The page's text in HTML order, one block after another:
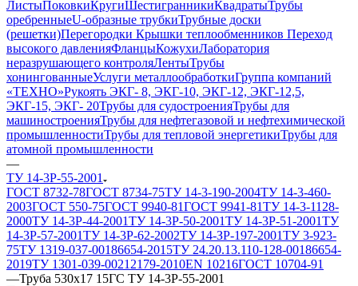
ЛистыПоковкиКругиШестигранникиКвадратыТрубы
оребренныеU-образные трубкиТрубные доски
(решетки)Перегородки Крышки теплообменников Переход
высокого давленияФланцыКожухиЛаборатория
неразрушающего контроляЛентыТрубы
хонингованныеУслуги металлообработкиГруппа компаний
«ТЕХНО»Рукоять ЭКГ- 8, ЭКГ-10, ЭКГ-12, ЭКГ-12,5,
ЭКГ-15, ЭКГ- 20Трубы для судостроенияТрубы для
машиностроенияТрубы для нефтегазовой и нефтехимической
промышленностиТрубы для тепловой энергетикиТрубы для
атомной промышленности
—
ТУ 14-3Р-55-2001
ГОСТ 8732-78ГОСТ 8734-75ТУ 14-3-190-2004ТУ 14-3-460-
2003ГОСТ 550-75ГОСТ 9940-81ГОСТ 9941-81ТУ 14-3-1128-
2000ТУ 14-3Р-44-2001ТУ 14-3Р-50-2001ТУ 14-3Р-51-2001ТУ
14-3Р-57-2001ТУ 14-3Р-62-2002ТУ 14-ЗР-197-2001ТУ 3-923-
75ТУ 1319-037-00186654-2015ТУ 24.20.13.110-128-00186654-
2019ТУ 1301-039-00212179-2010EN 10216ГОСТ 10704-91
—Труба 530х17 15ГС ТУ 14-3Р-55-2001